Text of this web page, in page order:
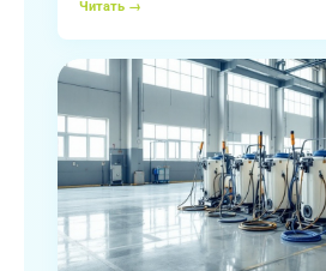
Читать →